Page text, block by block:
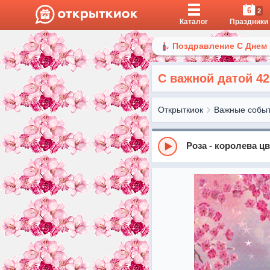
Каталог
6 2
Праздники
Поздравление С
С важной датой
Открыткиок Важные
Роза - королева